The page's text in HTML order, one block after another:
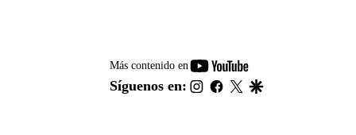
Más contenido en
youtube-
footer
Síguenos en: instagram
facebook
twitter